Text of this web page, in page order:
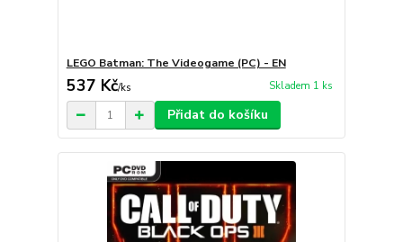
LEGO Batman: The Videogame (PC) - EN
537 Kč/ks Skladem 1 ks
Přidat do košíku